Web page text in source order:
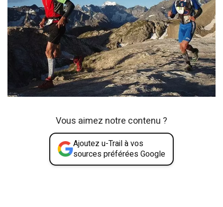
Vous aimez notre contenu ?
Ajoutez u-Trail à vos
sources préférées Google